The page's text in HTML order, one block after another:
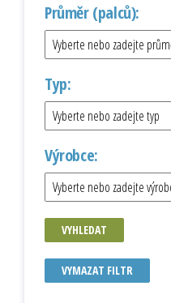
Průměr (palců):
Typ:
Výrobce:
VYHLEDAT
VYMAZAT FILTR